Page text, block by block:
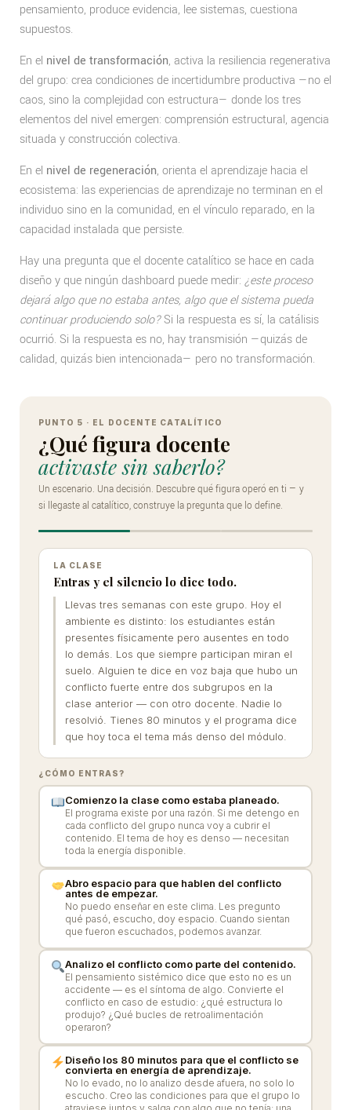
pensamiento, produce evidencia, lee sistemas, cuestiona
supuestos.
En el nivel de transformación, activa la resiliencia regenerativa
del grupo: crea condiciones de incertidumbre productiva —no el
caos, sino la complejidad con estructura— donde los tres
elementos del nivel emergen: comprensión estructural, agencia
situada y construcción colectiva.
En el nivel de regeneración, orienta el aprendizaje hacia el
ecosistema: las experiencias de aprendizaje no terminan en el
individuo sino en la comunidad, en el vínculo reparado, en la
capacidad instalada que persiste.
Hay una pregunta que el docente catalítico se hace en cada
diseño y que ningún dashboard puede medir: ¿este proceso
dejará algo que no estaba antes, algo que el sistema pueda
continuar produciendo solo?Si la respuesta es sí, la catálisis
ocurrió. Si la respuesta es no, hay transmisión —quizás de
calidad, quizás bien intencionada— pero no transformación.
interactivo:
docente
catalítico
en
acción
PUNTO 5 · EL DOCENTE CATALÍTICO
¿Qué figura docente
activaste sin saberlo?
Un escenario. Una decisión. Descubre qué figura operó en ti — y
si llegaste al catalítico, construye la pregunta que lo define.
LA CLASE
Entras y el silencio lo dice todo.
Llevas tres semanas con este grupo. Hoy el
ambiente es distinto: los estudiantes están
presentes físicamente pero ausentes en todo
lo demás. Los que siempre participan miran el
suelo. Alguien te dice en voz baja que hubo un
conflicto fuerte entre dos subgrupos en la
clase anterior — con otro docente. Nadie lo
resolvió. Tienes 80 minutos y el programa dice
que hoy toca el tema más denso del módulo.
¿CÓMO ENTRAS?
Comienzo la clase como estaba planeado.
El programa existe por una razón. Si me detengo en
cada conflicto del grupo nunca voy a cubrir el
contenido. El tema de hoy es denso — necesitan
toda la energía disponible.
Abro espacio para que hablen del conflicto
antes de empezar.
No puedo enseñar en este clima. Les pregunto
qué pasó, escucho, doy espacio. Cuando sientan
que fueron escuchados, podemos avanzar.
Analizo el conflicto como parte del contenido.
El pensamiento sistémico dice que esto no es un
accidente — es el síntoma de algo. Convierte el
conflicto en caso de estudio: ¿qué estructura lo
produjo? ¿Qué bucles de retroalimentación
operaron?
Diseño los 80 minutos para que el conflicto se
convierta en energía de aprendizaje.
No lo evado, no lo analizo desde afuera, no solo lo
escucho. Creo las condiciones para que el grupo lo